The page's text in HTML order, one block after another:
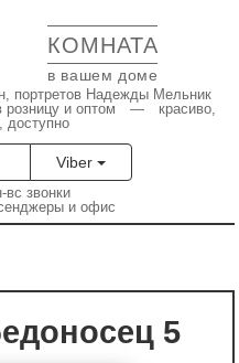
КОМНАТА
в вашем доме
портретов Надежды Мельник
и оптом — красиво,
доступно
Viber
вс звонки
и офис
5